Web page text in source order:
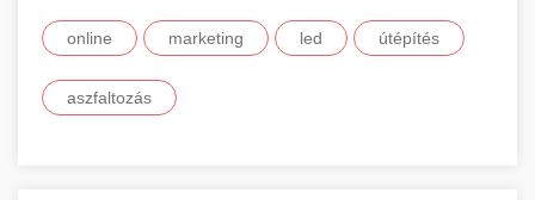
online marketing led útépítés
aszfaltozás